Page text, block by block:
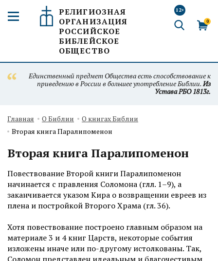
РЕЛИГИОЗНАЯ
ОРГАНИЗАЦИЯ
РОССИЙСКОЕ
БИБЛЕЙСКОЕ
ОБЩЕСТВО
12+
0
Единственный предмет Общества есть способствование к
приведению в России в большее употребление Библии.Из
Устава РБО 1813г.
Главная О Библии
О книгах Библии
Вторая книга Паралипоменон
Вторая книга Паралипоменон
Повествование Второй книги Паралипоменон
начинается с правления Соломона (глл. 1–9), а
заканчивается указом Кира о возвращении евреев из
плена и постройкой Второго Храма (гл. 36).
Хотя повествование построено главным образом на
материале 3 и 4 книг Царств, некоторые события
изложены иначе или по-другому истолкованы. Так,